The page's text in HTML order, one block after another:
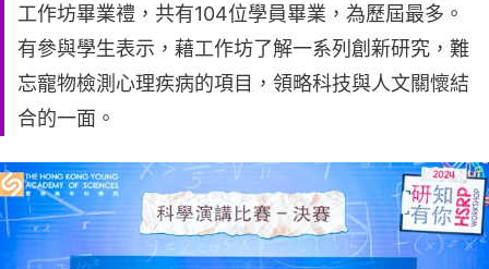
工作坊畢業禮，共有104位學員畢業，為歷屆最多。
有參與學生表示，藉工作坊了解一系列創新研究，難
忘寵物檢測心理疾病的項目，領略科技與人文關懷結
合的一面。